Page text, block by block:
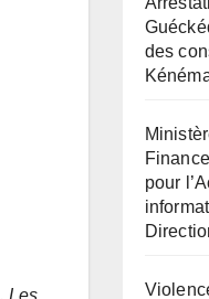
des
pour